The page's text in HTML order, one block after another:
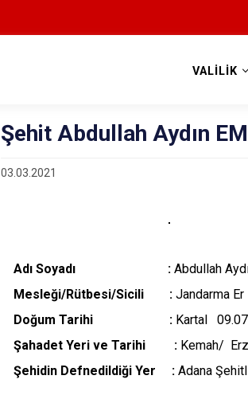
VALİLİK
Şehit Abdullah Aydın
03.03.2021
Adı Soyadı : Abdullah
Mesleği/Rütbesi/Sicili : Jandarma Er
Doğum Tarihi : Kartal
Şahadet Yeri ve Tarihi : Kemah/
Şehidin Defnedildiği Yer : Adana